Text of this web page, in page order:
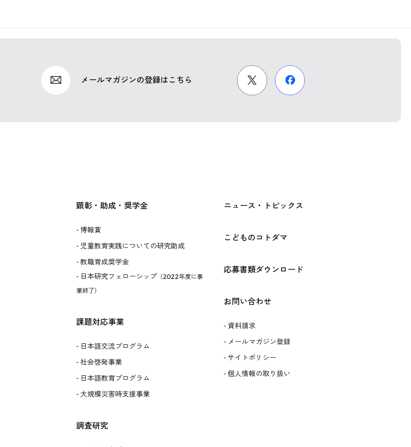
メールマガジンの登録はこちら
顕彰・助成・奨学金
博報賞
児童教育実践についての研究助成
教職育成奨学金
日本研究フェローシップ （2022年度に事
業終了）
課題対応事業
日本語交流プログラム
社会啓発事業
日本語教育プログラム
大規模災害時支援事業
調査研究
ニュース・トピックス
こどものコトダマ
応募書類ダウンロード
お問い合わせ
資料請求
メールマガジン登録
サイトポリシー
個人情報の取り扱い